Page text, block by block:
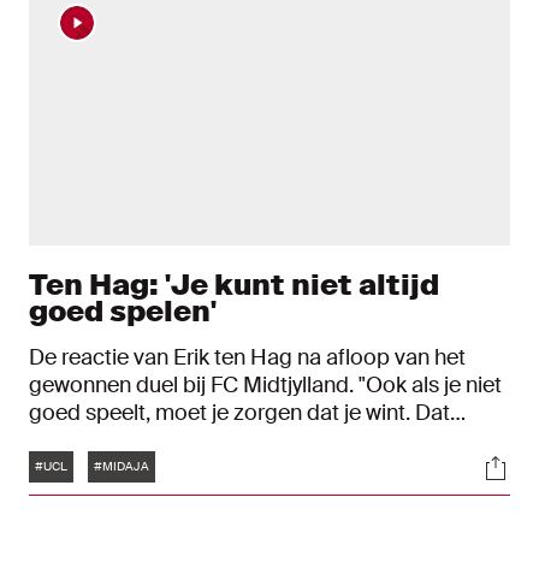
Ten Hag: 'Je kunt niet altijd
goed spelen'
De reactie van Erik ten Hag na afloop van het
gewonnen duel bij FC Midtjylland. "Ook als je niet
goed speelt, moet je zorgen dat je wint. Dat
Tags
#UCL #MIDAJA